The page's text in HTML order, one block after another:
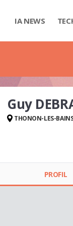
IA NEWS
Guy
THONON-LES-
PROFIL